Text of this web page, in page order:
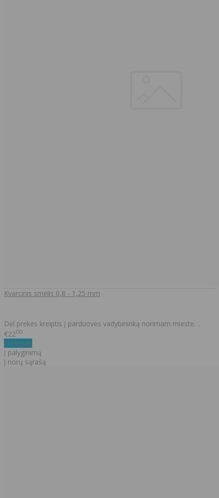
Kvarcinis smėlis 0,8 - 1,25 mm
Dėl prekės kreiptis į parduovės vadybininką norimam mieste. ..
€2200
Į krepšelį
Į palyginimą
Į norų sąrašą